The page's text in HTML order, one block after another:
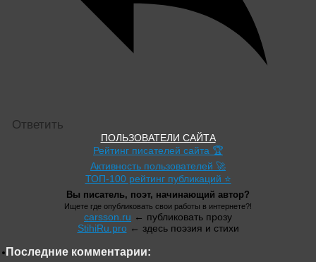
Ответить
ПОЛЬЗОВАТЕЛИ САЙТА
Рейтинг писателей сайта 🏆
Активность пользователей 🚀
ТОП-100 рейтинг публикаций ⭐
Вы писатель, поэт, начинающий автор?
Ищете где опубликовать свои работы в интернете?!
carsson.ru ← публиковать прозу
StihiRu.pro ← здесь поэзия и стихи
Последние комментарии: